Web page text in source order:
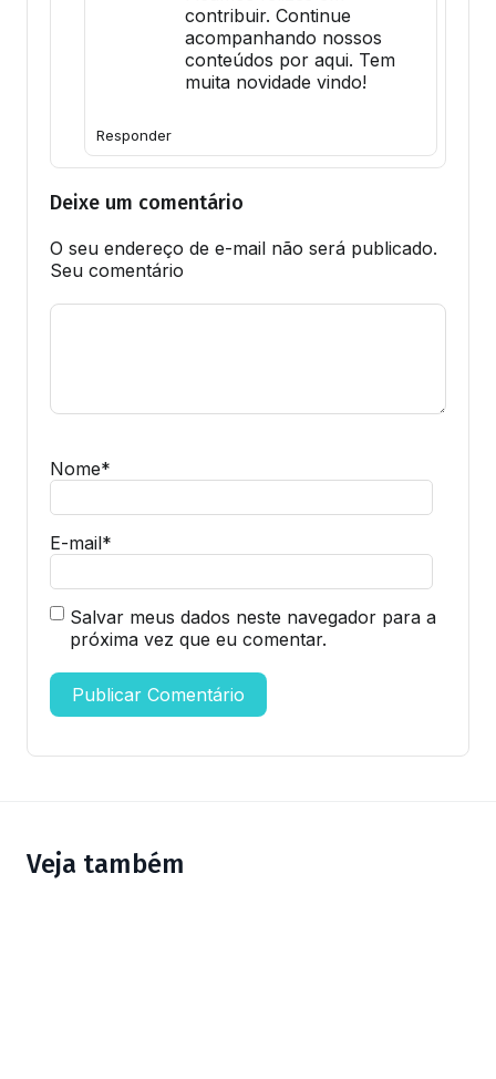
contribuir. Continue
acompanhando nossos
conteúdos por aqui. Tem
muita novidade vindo!
Responder
Deixe um comentário
O seu endereço de e-mail não será publicado.
Seu comentário
Nome*
E-mail*
Salvar meus dados neste navegador para a
próxima vez que eu comentar.
Veja também